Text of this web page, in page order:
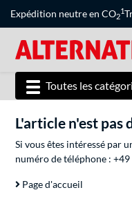
Expédition neutre en CO2
1
Toutes les
L'article n'est pas
Si vous êtes intéressé par
numéro de téléphone : +49
Page d'accueil